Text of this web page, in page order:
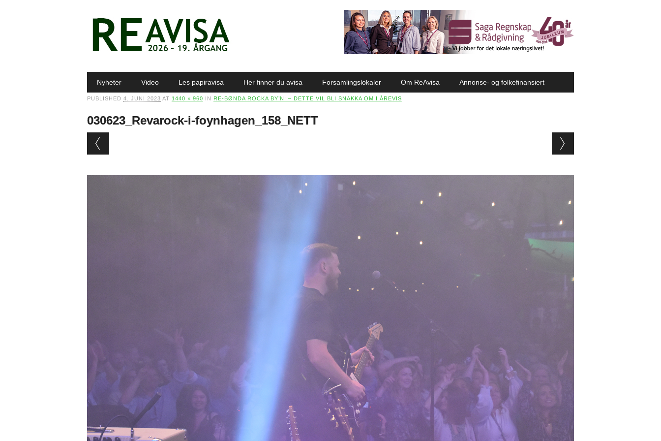
Main menu
Nyheter Video Les papiravisa Her finner du avisa Forsamlingslokaler Om ReAvisa Annonse- og folkefinansiert
PUBLISHED 4. JUNI 2023 AT 1440 × 960 IN RE-BØNDA ROCKA BY’N: – DETTE VIL BLI SNAKKA OM I ÅREVIS
030623_Revarock-i-foynhagen_158_NETT